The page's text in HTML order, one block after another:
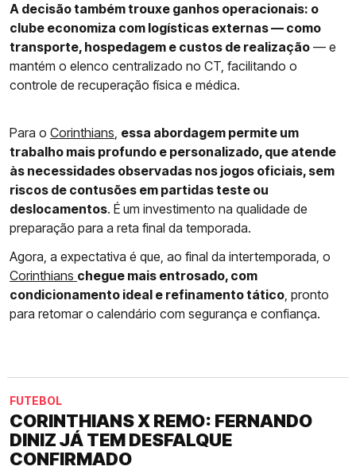
A decisão também trouxe ganhos operacionais: o
clube economiza com logísticas externas — como
transporte, hospedagem e custos de realização — e
mantém o elenco centralizado no CT, facilitando o
controle de recuperação física e médica.
Para o Corinthians, essa abordagem permite um
trabalho mais profundo e personalizado, que atende
às necessidades observadas nos jogos oficiais, sem
riscos de contusões em partidas teste ou
deslocamentos. É um investimento na qualidade de
preparação para a reta final da temporada.
Agora, a expectativa é que, ao final da intertemporada, o
Corinthians chegue mais entrosado, com
condicionamento ideal e refinamento tático, pronto
para retomar o calendário com segurança e confiança.
FUTEBOL
CORINTHIANS X REMO: FERNANDO
DINIZ JÁ TEM DESFALQUE
CONFIRMADO